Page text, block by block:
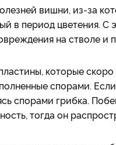
вишни, из-за
в период цветения.
на стволе и
которые
спорами.
спорами грибка.
тогда он